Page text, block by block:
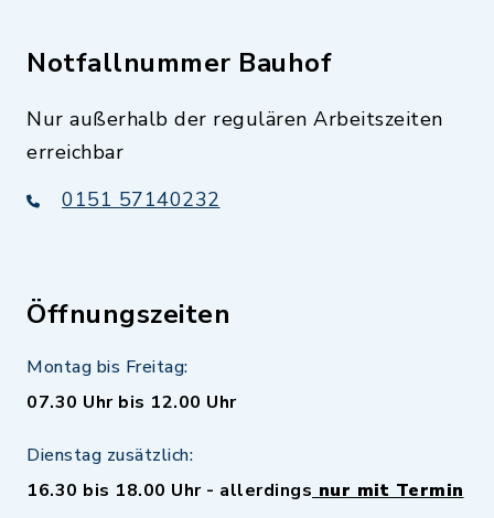
Notfallnummer Bauhof
Nur außerhalb der regulären Arbeitszeiten
erreichbar
0151 57140232
Öffnungszeiten
Montag bis Freitag:
07.30 Uhr bis 12.00 Uhr
Dienstag zusätzlich:
16.30 bis 18.00 Uhr - allerdings nur mit Termin